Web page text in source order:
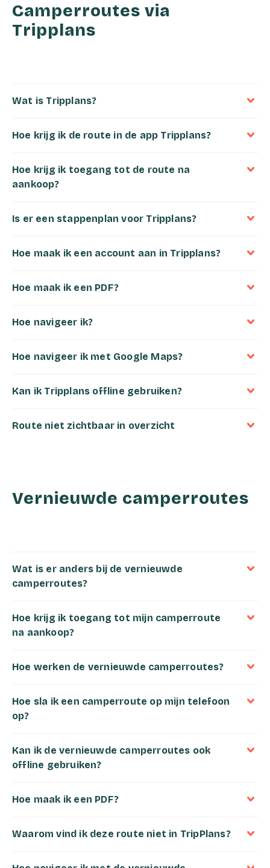
Camperroutes via
Tripplans
Wat is Tripplans?
Hoe krijg ik de route in de app Tripplans?
Hoe krijg ik toegang tot de route na
aankoop?
Is er een stappenplan voor Tripplans?
Hoe maak ik een account aan in Tripplans?
Hoe maak ik een PDF?
Hoe navigeer ik?
Hoe navigeer ik met Google Maps?
Kan ik Tripplans offline gebruiken?
Route niet zichtbaar in overzicht
Vernieuwde camperroutes
Wat is er anders bij de vernieuwde
camperroutes?
Hoe krijg ik toegang tot mijn camperroute
na aankoop?
Hoe werken de vernieuwde camperroutes?
Hoe sla ik een camperroute op mijn telefoon
op?
Kan ik de vernieuwde camperroutes ook
offline gebruiken?
Hoe maak ik een PDF?
Waarom vind ik deze route niet in TripPlans?